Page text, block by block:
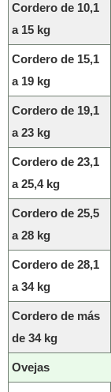
Cordero de 10,1
a 15 kg
Cordero de 15,1
a 19 kg
Cordero de 19,1
a 23 kg
Cordero de 23,1
a 25,4 kg
Cordero de 25,5
a 28 kg
Cordero de 28,1
a 34 kg
Cordero de más
de 34 kg
Ovejas